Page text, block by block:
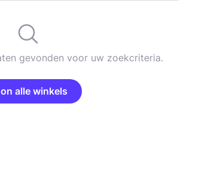
gevonden voor uw zoekcriteria.
alle winkels